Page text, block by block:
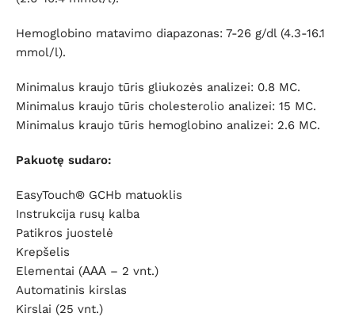
Hemoglobino matavimo diapazonas: 7-26 g/dl (4.3-16.1
mmol/l).
Minimalus kraujo tūris gliukozės analizei: 0.8 MC.
Minimalus kraujo tūris cholesterolio analizei: 15 MC.
Minimalus kraujo tūris hemoglobino analizei: 2.6 MC.
Pakuotę sudaro:
EasyTouch® GCHb matuoklis
Instrukcija rusų kalba
Patikros juostelė
Krepšelis
Elementai (ААА – 2 vnt.)
Automatinis kirslas
Kirslai (25 vnt.)